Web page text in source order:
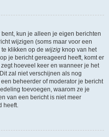
kun je alleen je eigen berichten
wijzigen (soms maar voor een
klikken op de wijzig knop van het
je bericht gereageerd heeft, komt er
hoeveel keer en wanneer je het
zal niet verschijnen als nog
beheerder of moderator je bericht
toevoegen, waarom ze je
van een bericht is niet meer
heeft.